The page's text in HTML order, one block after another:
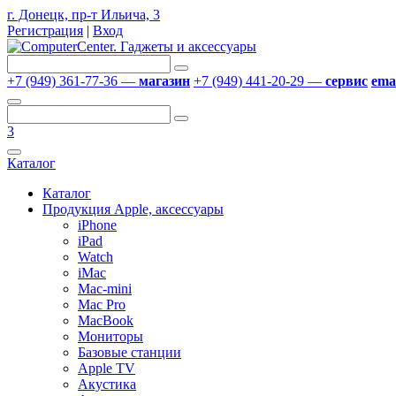
г. Донецк, пр-т Ильича, 3
Регистрация | Вход
+7 (949) 361-77-36 — магазин +7 (949) 441-20-29 — сервис
3
Каталог
Каталог
Продукция Apple, аксессуары
iPhone
iPad
Watch
iMac
Mac-mini
Mac Pro
MacBook
Мониторы
Базовые станции
Apple TV
Акустика